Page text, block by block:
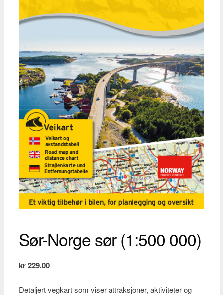
Sør-Norge sør (1:500 000)
kr229.00
Detaljert vegkart som viser attraksjoner, aktiviteter og